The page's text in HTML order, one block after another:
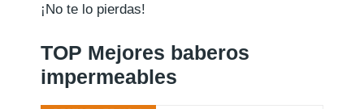
¡No te lo pierdas!
TOP Mejores baberos
impermeables